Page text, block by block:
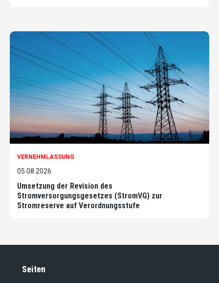
VERNEHMLASSUNG
05.08.2026
Umsetzung der Revision des
Stromversorgungsgesetzes (StromVG) zur
Stromreserve auf Verordnungsstufe
Seiten